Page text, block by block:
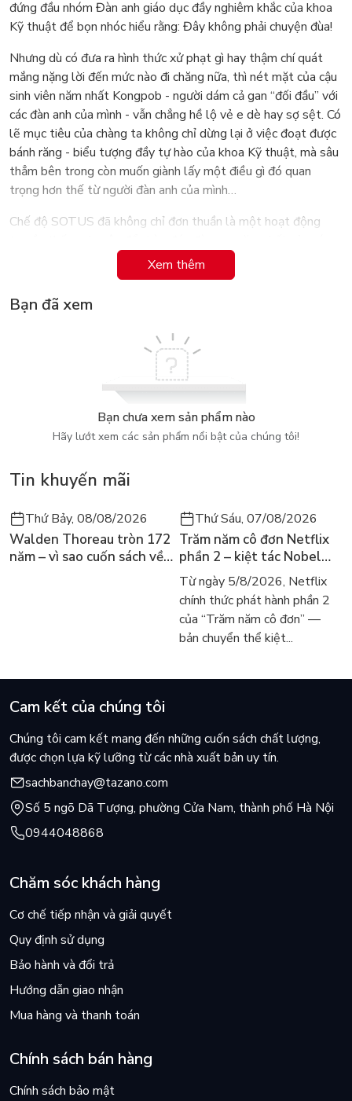
đứng đầu nhóm Đàn anh giáo dục đầy nghiêm khắc của khoa
Kỹ thuật để bọn nhóc hiểu rằng: Đây không phải chuyện đùa!
Nhưng dù có đưa ra hình thức xử phạt gì hay thậm chí quát
mắng nặng lời đến mức nào đi chăng nữa, thì nét mặt của cậu
sinh viên năm nhất Kongpob - người dám cả gan “đối đầu” với
các đàn anh của mình - vẫn chẳng hề lộ vẻ e dè hay sợ sệt. Có
lẽ mục tiêu của chàng ta không chỉ dừng lại ở việc đoạt được
bánh răng - biểu tượng đầy tự hào của khoa Kỹ thuật, mà sâu
thẳm bên trong còn muốn giành lấy một điều gì đó quan
trọng hơn thế từ người đàn anh của mình…
Chế độ SOTUS đã không chỉ đơn thuần là một hoạt động
trường đại học Thái Lan, mà còn là nơi vun đắp những tình
cảm thanh xuân nồng nhiệt nhất, và lưu giữ những kỷ niệm tốt
đẹp nhất của tuổi trẻ chúng ta giữa tháng dài năm rộng.
Xem thêm
Bạn đã xem
Bạn chưa xem sản phẩm nào
Hãy lướt xem các sản phẩm nổi bật của chúng tôi!
Tin khuyến mãi
Thứ Bảy, 08/08/2026
Walden Thoreau tròn 172
năm – vì sao cuốn sách về
Thứ Sáu, 07/08/2026
Trăm năm cô đơn Netflix
phần 2 – kiệt tác Nobel
trở lại màn ảnh, dòng
người tìm đọc lại García
Márquez
Từ ngày 5/8/2026, Netflix
chính thức phát hành phần 2
của “Trăm năm cô đơn” —
bản chuyển thể kiệt...
Cam kết của chúng tôi
Chúng tôi cam kết mang đến những cuốn sách chất lượng,
được chọn lựa kỹ lưỡng từ các nhà xuất bản uy tín.
sachbanchay@tazano.com
Số 5 ngõ Dã Tượng, phường Cửa Nam, thành phố Hà Nội
0944048868
Chăm sóc khách hàng
Cơ chế tiếp nhận và giải quyết
Quy định sử dụng
Bảo hành và đổi trả
Hướng dẫn giao nhận
Mua hàng và thanh toán
Chính sách bán hàng
Chính sách bảo mật